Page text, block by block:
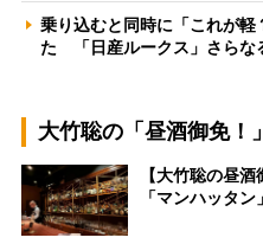
乗り込むと同時に「これが
た 「日産ルークス」さらな
大竹聡の「昼酒御免！」
【大竹聡の昼
「マンハッタ